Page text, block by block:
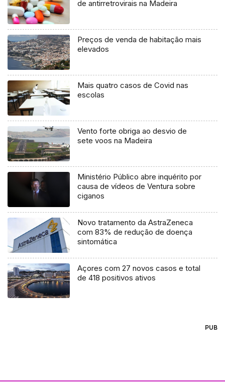
de antirretrovirais na Madeira
Preços de venda de habitação mais
elevados
Mais quatro casos de Covid nas
escolas
Vento forte obriga ao desvio de
sete voos na Madeira
Ministério Público abre inquérito por
causa de vídeos de Ventura sobre
ciganos
Novo tratamento da AstraZeneca
com 83% de redução de doença
sintomática
Açores com 27 novos casos e total
de 418 positivos ativos
PUB